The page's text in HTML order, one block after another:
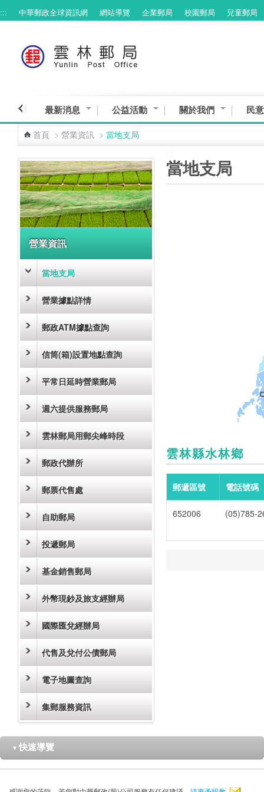
跳到主要內容區塊
::: 中華郵政全球資訊網 網站導覽 企業郵局 校園郵局 兒童郵局
最新消息 公益活動 關於我們 民
首頁 > 營業資訊 > 當地支局
營業資訊
當地支局
營業據點詳情
郵政ATM據點查詢
信筒(箱)設置地點查詢
平常日延時營業郵局
週六提供服務郵局
雲林郵局用郵尖峰時段
郵政代辦所
郵票代售處
自助郵局
投遞郵局
基金銷售郵局
外幣現鈔及旅支經辦局
國際匯兌經辦局
代售及兌付公債郵局
電子地圖查詢
集郵服務資訊
當地支局
雲林縣水林鄉
郵遞區號 電話號碼
652006 (05)785-
▼ 快速導覽